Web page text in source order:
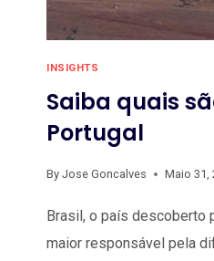
INSIGHTS
Saiba quais
Portugal
By Jose Goncalves Maio 31,
Brasil, o país descoberto
maior responsável pela